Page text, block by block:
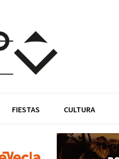
FIESTAS CULTURA